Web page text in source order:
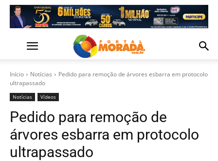
Início Notícias
Pedido para remoção de árvores esbarra em protocolo
ultrapassado
Notícias Vídeos
Pedido para remoção de
árvores esbarra em protocolo
ultrapassado